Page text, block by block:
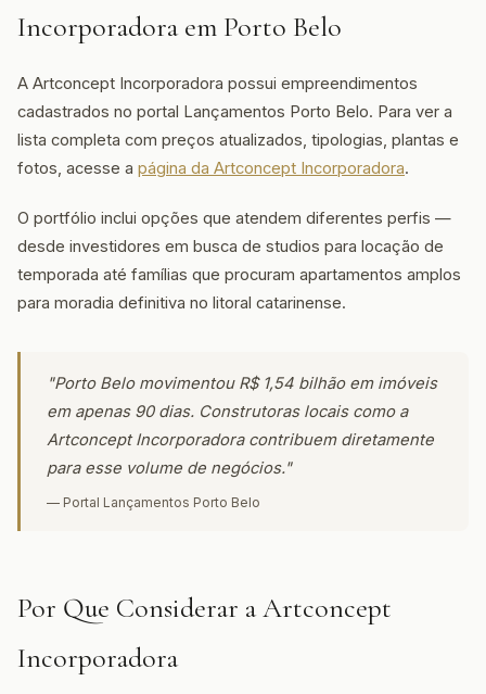
Incorporadora em Porto Belo
A Artconcept Incorporadora possui empreendimentos
cadastrados no portal Lançamentos Porto Belo. Para ver a
lista completa com preços atualizados, tipologias, plantas e
fotos, acesse a página da Artconcept Incorporadora.
O portfólio inclui opções que atendem diferentes perfis —
desde investidores em busca de studios para locação de
temporada até famílias que procuram apartamentos amplos
para moradia definitiva no litoral catarinense.
"Porto Belo movimentou R$ 1,54 bilhão em imóveis
em apenas 90 dias. Construtoras locais como a
Artconcept Incorporadora contribuem diretamente
para esse volume de negócios."
— Portal Lançamentos Porto Belo
Por Que Considerar a Artconcept
Incorporadora